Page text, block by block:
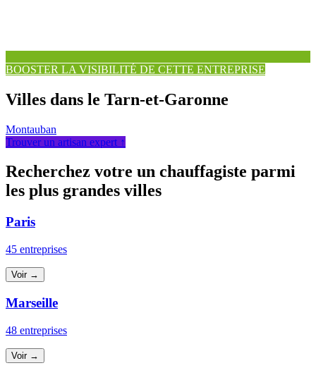
BOOSTER LA VISIBILITÉ DE CETTE ENTREPRISE
Villes dans le Tarn-et-Garonne
Montauban
Trouver un artisan expert ↑
Recherchez votre un chauffagiste parmi
les plus grandes villes
Paris
45 entreprises
Voir →
Marseille
48 entreprises
Voir →